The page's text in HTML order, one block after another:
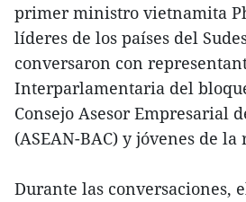
primer ministro vietnamita
líderes de los países del
conversaron con
Interparlamentaria del
Consejo Asesor Empresarial
(ASEAN-BAC) y jóvenes de la
Durante las conversaciones,